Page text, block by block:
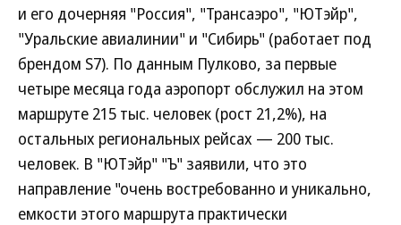
и его дочерняя "Россия", "Трансаэро", "ЮТэйр",
"Уральские авиалинии" и "Сибирь" (работает под
брендом S7). По данным Пулково, за первые
четыре месяца года аэропорт обслужил на этом
маршруте 215 тыс. человек (рост 21,2%), на
остальных региональных рейсах — 200 тыс.
человек. В "ЮТэйр" "Ъ" заявили, что это
направление "очень востребованно и уникально,
емкости этого маршрута практически